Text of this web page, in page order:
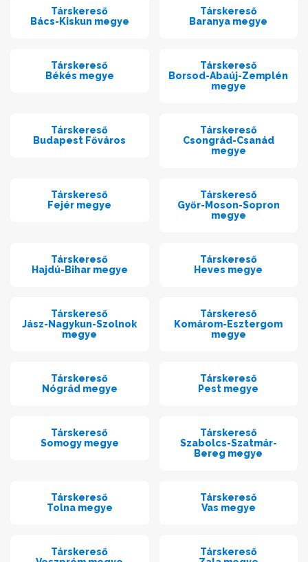
Társkereső
Bács-Kiskun megye
Társkereső
Baranya megye
Társkereső
Békés megye
Társkereső
Borsod-Abaúj-Zemplén
megye
Társkereső
Budapest Főváros
Társkereső
Csongrád-Csanád
megye
Társkereső
Fejér megye
Társkereső
Győr-Moson-Sopron
megye
Társkereső
Hajdú-Bihar megye
Társkereső
Heves megye
Társkereső
Jász-Nagykun-Szolnok
megye
Társkereső
Komárom-Esztergom
megye
Társkereső
Nógrád megye
Társkereső
Pest megye
Társkereső
Somogy megye
Társkereső
Szabolcs-Szatmár-
Bereg megye
Társkereső
Tolna megye
Társkereső
Vas megye
Társkereső
Társkereső